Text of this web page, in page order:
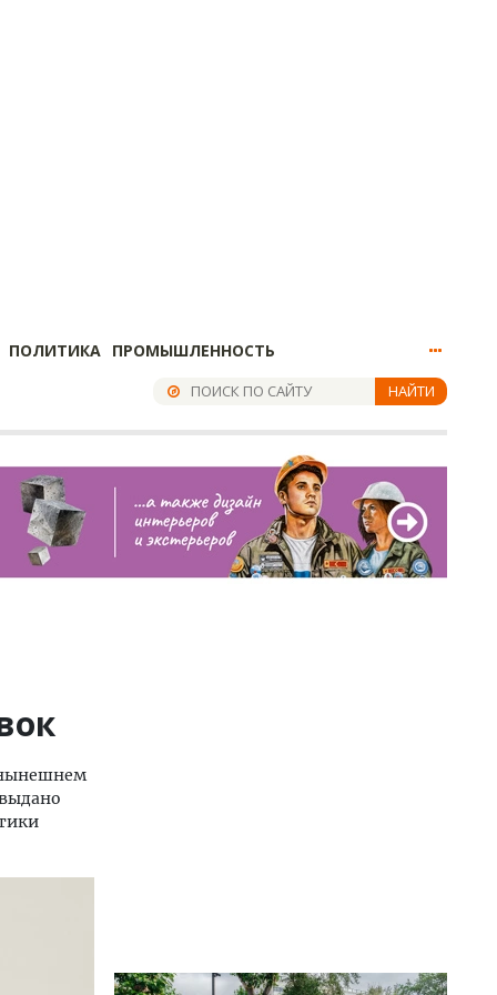
ПОЛИТИКА ПРОМЫШЛЕННОСТЬ
НАЙТИ
нынешнем